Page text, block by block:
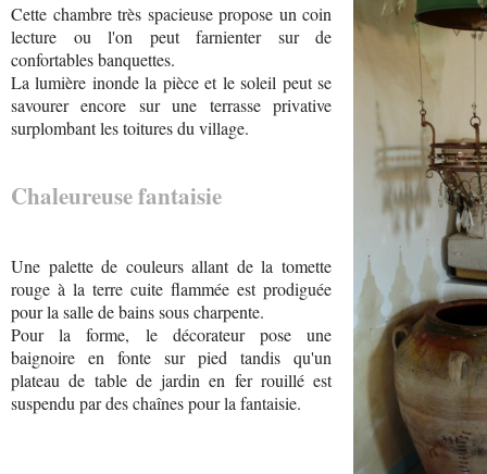
Cette chambre très spacieuse propose un coin
lecture ou l'on peut farnienter sur de
confortables banquettes.
La lumière inonde la pièce et le soleil peut se
savourer encore sur une terrasse privative
surplombant les toitures du village.
Chaleureuse fantaisie
Une palette de couleurs allant de la tomette
rouge à la terre cuite flammée est prodiguée
pour la salle de bains sous charpente.
Pour la forme, le décorateur pose une
baignoire en fonte sur pied tandis qu'un
plateau de table de jardin en fer rouillé est
suspendu par des chaînes pour la fantaisie.